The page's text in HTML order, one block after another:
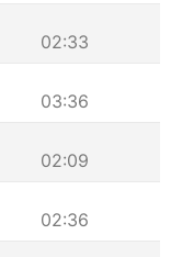
02:33
03:36
02:09
02:36